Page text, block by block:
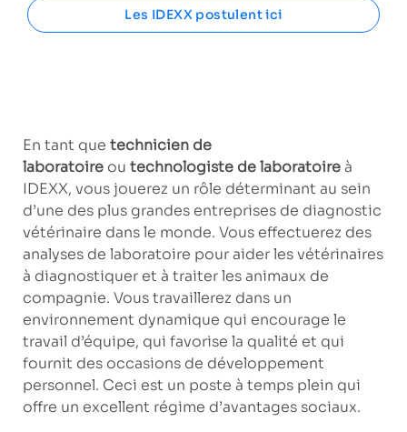
Les IDEXX postulent ici
En tant que technicien de
laboratoire ou technologiste de laboratoireà
IDEXX, vous jouerez un rôle déterminant au sein
d’une des plus grandes entreprises de diagnostic
vétérinaire dans le monde. Vous effectuerez des
analyses de laboratoire pour aider les vétérinaires
à diagnostiquer et à traiter les animaux de
compagnie. Vous travaillerez dans un
environnement dynamique qui encourage le
travail d’équipe, qui favorise la qualité et qui
fournit des occasions de développement
personnel. Ceci est un poste à temps plein qui
offre un excellent régime d’avantages sociaux.